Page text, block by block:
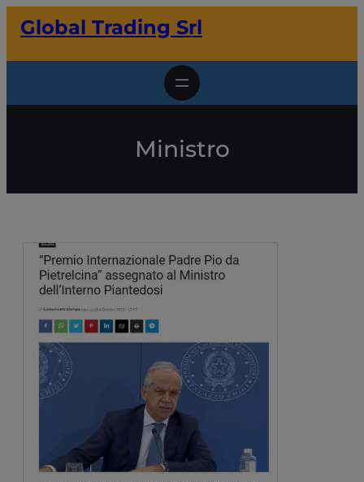
Global Trading Srl
Ministro